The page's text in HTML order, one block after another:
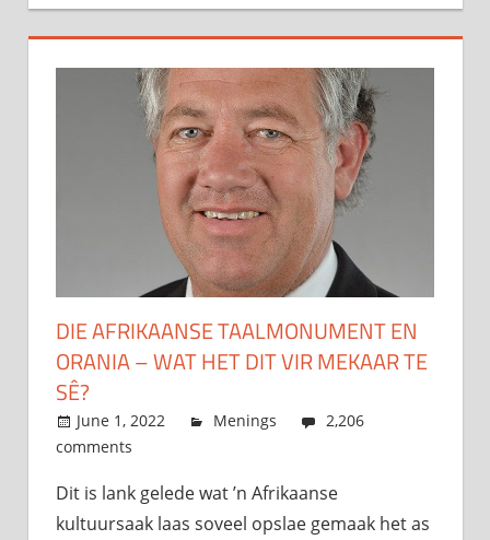
DIE AFRIKAANSE TAALMONUMENT EN
ORANIA – WAT HET DIT VIR MEKAAR TE
SÊ?
June 1, 2022 admin
Menings
2,206
comments
Dit is lank gelede wat ’n Afrikaanse
kultuursaak laas soveel opslae gemaak het as